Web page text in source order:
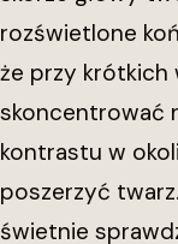
rozświetlone
że przy krótkich
skoncentrować
kontrastu w
poszerzyć
świetnie